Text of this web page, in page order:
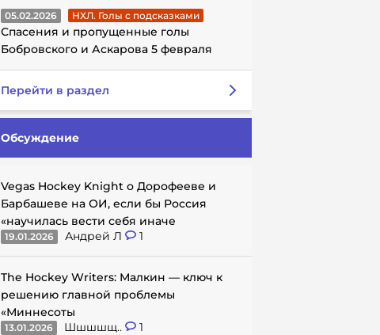
05.02.2026 НХЛ. Голы с подсказками
Спасения и пропущенные голы
Бобровского и Аскарова 5 февраля
Перейти в раздел
Обсуждение
Vegas Hockey Knight о Дорофееве и
Барбашеве на ОИ, если бы Россия
«научилась вести себя иначе
19.01.2026 Андрей Л 1
The Hockey Writers: Малкин — ключ к
решению главной проблемы
«Миннесоты
13.01.2026 Шшшшщ.. 1